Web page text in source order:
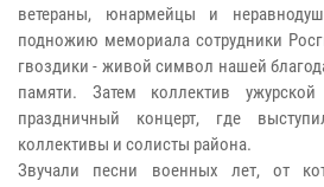
ветераны, юнармейцы и
подножию мемориала сотрудники
гвоздики - живой символ нашей
памяти. Затем коллектив
праздничный концерт, где
коллективы и солисты района.
Звучали песни военных лет, от